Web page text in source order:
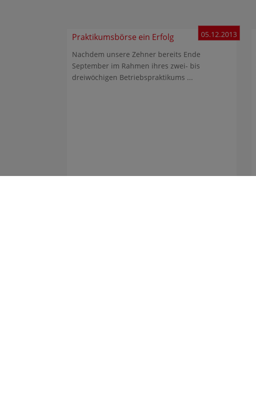
Praktikumsbörse ein Erfolg 05.12.2013
Nachdem unsere Zehner bereits Ende
September im Rahmen ihres zwei- bis
dreiwöchigen Betriebspraktikums ...